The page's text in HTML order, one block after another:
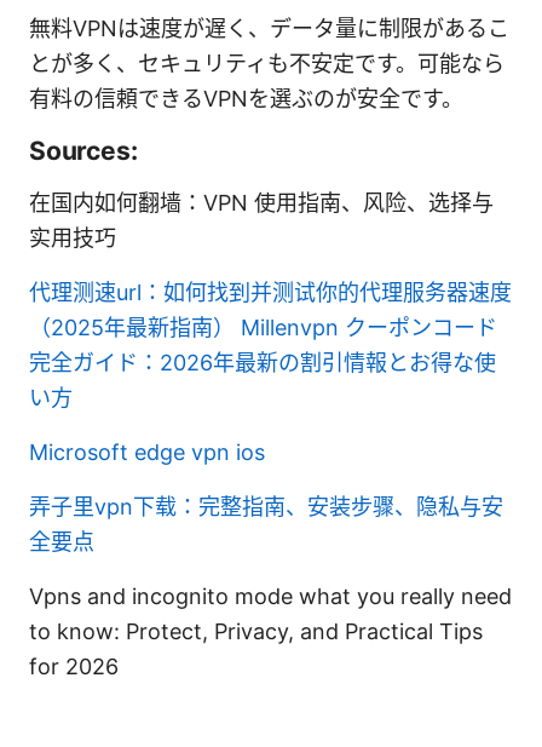
無料VPNは速度が遅く、データ量に制限があるこ
とが多く、セキュリティも不安定です。可能なら
有料の信頼できるVPNを選ぶのが安全です。
Sources:
在国内如何翻墙：VPN 使用指南、风险、选择与
实用技巧
代理测速url：如何找到并测试你的代理服务器速度
（2025年最新指南）
Millenvpn クーポンコード
完全ガイド：2026年最新の割引情報とお得な使
い方
Microsoft edge vpn ios
弄子里vpn下载：完整指南、安装步骤、隐私与安
全要点
Vpns and incognito mode what you really need
to know: Protect, Privacy, and Practical Tips
for 2026